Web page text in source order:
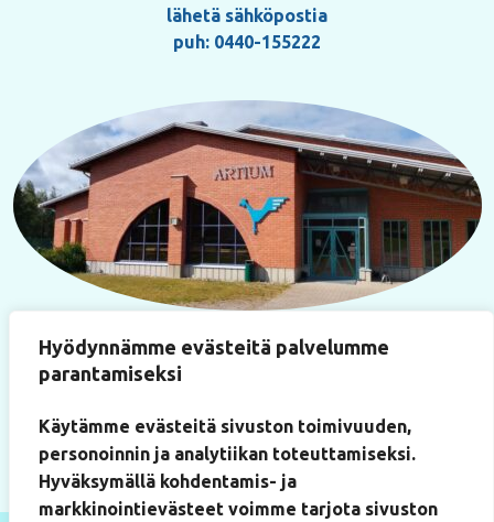
Hyödynnämme evästeitä palvelumme
parantamiseksi
Käytämme evästeitä sivuston toimivuuden,
personoinnin ja analytiikan toteuttamiseksi.
Hyväksymällä kohdentamis- ja
markkinointievästeet voimme tarjota sivuston
lähetä sähköpostia
puh: 0440-155222
Käyntiosoite
Paukkulantie 22
50170 Mikkeli